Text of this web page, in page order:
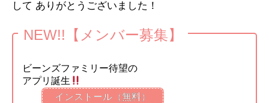
して ありがとうございました！
NEW!!【メンバー募集】
ビーンズファミリー待望の
アプリ誕生
インストール（無料）